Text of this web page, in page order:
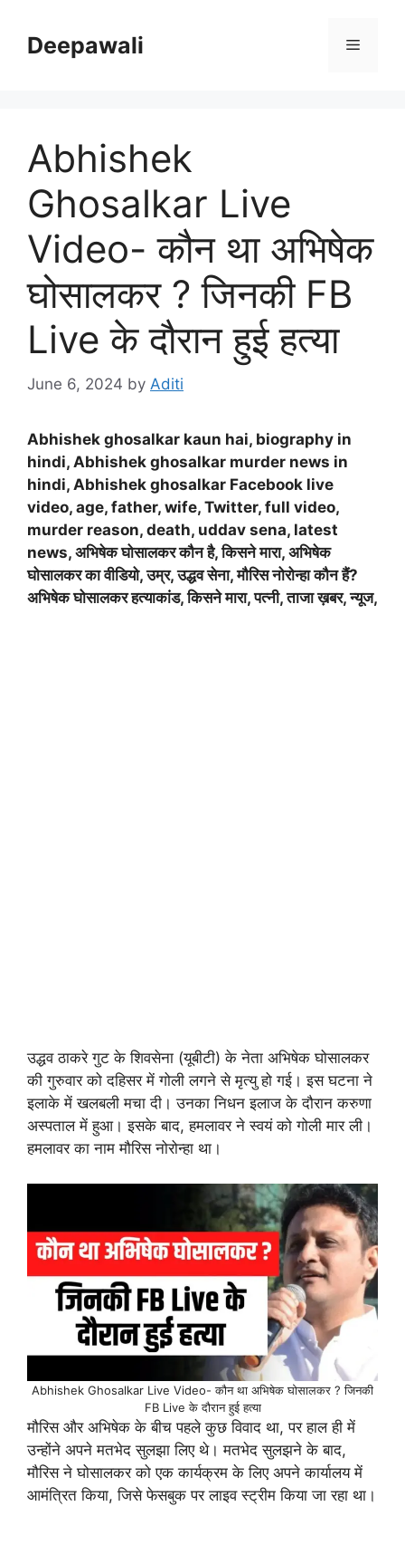
contentDeepawali Menu
Abhishek
Ghosalkar Live
Video- कौन था अभिषेक
घोसालकर ? जिनकी FB
Live के दौरान हुई हत्या
June 6, 2024 by Aditi
Abhishek ghosalkar kaun hai, biography in
hindi, Abhishek ghosalkar murder news in
hindi, Abhishek ghosalkar Facebook live
video, age, father, wife, Twitter, full video,
murder reason, death, uddav sena, latest
news, अभिषेक घोसालकर कौन है, किसने मारा, अभिषेक
घोसालकर का वीडियो, उम्र, उद्धव सेना, मौरिस नोरोन्हा कौन हैं?
अभिषेक घोसालकर हत्याकांड, किसने मारा, पत्नी, ताजा ख़बर, न्यूज,
उद्धव ठाकरे गुट के शिवसेना (यूबीटी) के नेता अभिषेक घोसालकर
की गुरुवार को दहिसर में गोली लगने से मृत्यु हो गई। इस घटना ने
इलाके में खलबली मचा दी। उनका निधन इलाज के दौरान करुणा
अस्पताल में हुआ। इसके बाद, हमलावर ने स्वयं को गोली मार ली।
हमलावर का नाम मौरिस नोरोन्हा था।
Abhishek Ghosalkar Live Video- कौन था अभिषेक घोसालकर ? जिनकी
FB Live के दौरान हुई हत्या
मौरिस और अभिषेक के बीच पहले कुछ विवाद था, पर हाल ही में
उन्होंने अपने मतभेद सुलझा लिए थे। मतभेद सुलझने के बाद,
मौरिस ने घोसालकर को एक कार्यक्रम के लिए अपने कार्यालय में
आमंत्रित किया, जिसे फेसबुक पर लाइव स्ट्रीम किया जा रहा था।